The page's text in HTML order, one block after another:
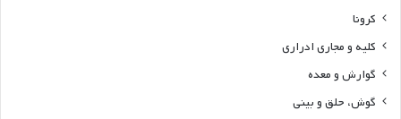
کرونا
کلیه و مجاری ادراری
گوارش و معده
گوش، حلق و بینی